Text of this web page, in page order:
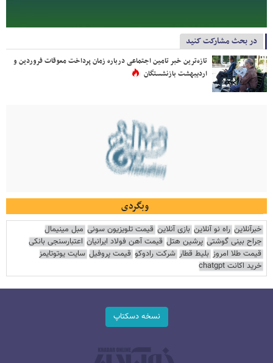
در بحث مشارکت کنید
تازه‌ترین خبر تامین اجتماعی درباره زمان پرداخت معوقات فروردین و
اردیبهشت بازنشستگان
وبگردی
خبرآنلاین راه نو آنلاین بازی آنلاین قیمت تلویزیون سونی مبل مینیمال
جراح بینی گوشتی پرشین هتل قیمت آهن فولاد ایرانیان اعتبارسنجی بانکی
قیمت طلا امروز بلیط قطار شرکت رادوکو قیمت پروفیل سایت یوتوتایمز
خرید اکانت chatgpt
نسخه دسکتاپ